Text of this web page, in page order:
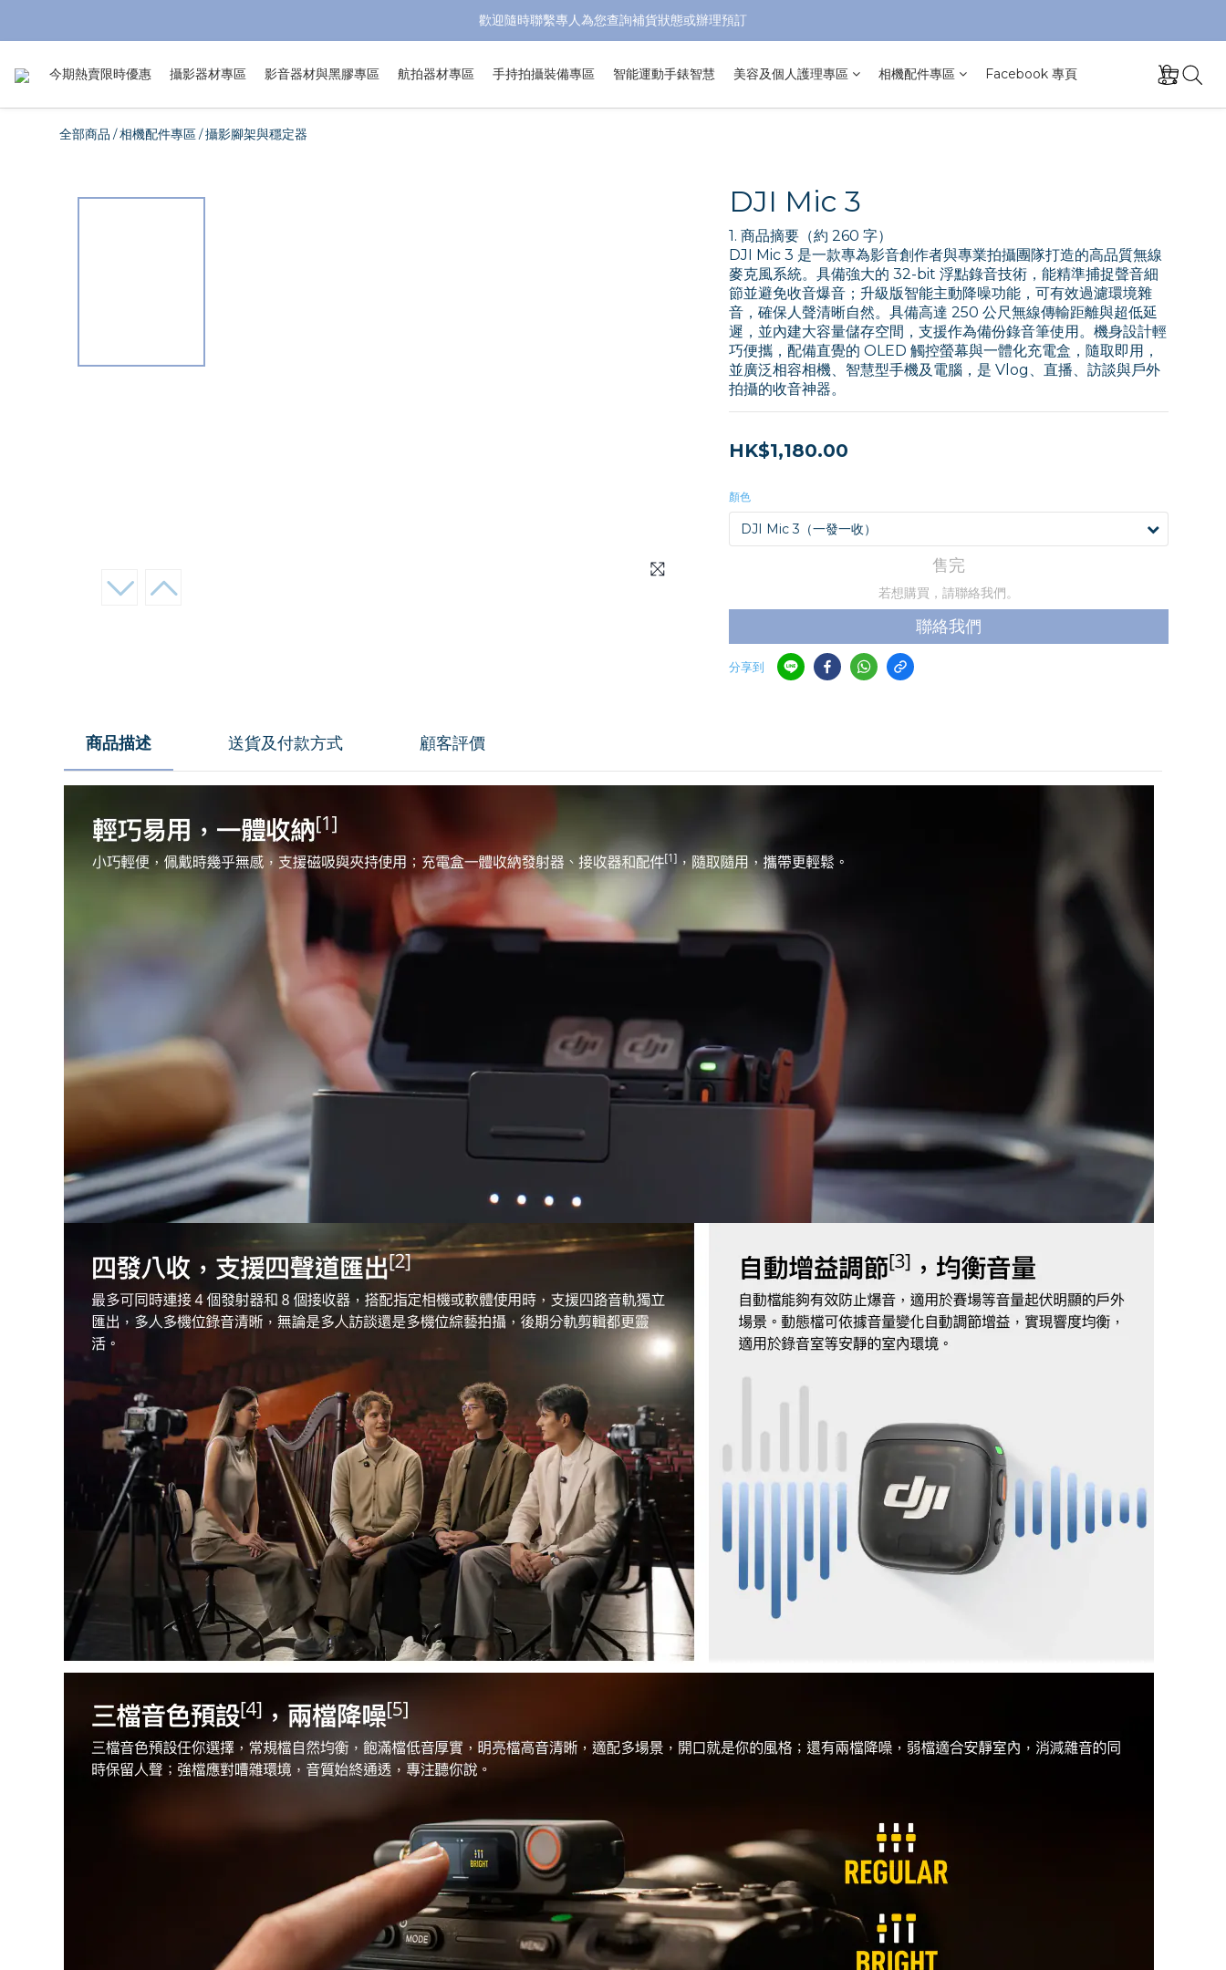
歡迎隨時聯繫專人為您查詢補貨狀態或辦理預訂
今期熱賣限時優惠 攝影器材專區 影音器材與黑膠專區 航拍器材專區 手持拍攝裝備專區 智能運動手錶智慧 美容及個人護理專區 相機配件專區 Facebook 專頁
全部商品 /相機配件專區/攝影腳架與穩定器
DJI Mic 3
1. 商品摘要（約 260 字）
DJI Mic 3 是一款專為影音創作者與專業拍攝團隊打造的高品質無線
麥克風系統。具備強大的 32-bit 浮點錄音技術，能精準捕捉聲音細
節並避免收音爆音；升級版智能主動降噪功能，可有效過濾環境雜
音，確保人聲清晰自然。具備高達 250 公尺無線傳輸距離與超低延
遲，並內建大容量儲存空間，支援作為備份錄音筆使用。機身設計輕
巧便攜，配備直覺的 OLED 觸控螢幕與一體化充電盒，隨取即用，
並廣泛相容相機、智慧型手機及電腦，是 Vlog、直播、訪談與戶外
拍攝的收音神器。
HK$1,180.00
顏色
售完
若想購買，請聯絡我們。
聯絡我們
分享到
商品描述 送貨及付款方式 顧客評價